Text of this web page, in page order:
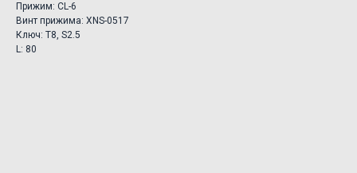
Прижим: CL-6
Винт прижима: XNS-0517
Ключ: T8, S2.5
L: 80